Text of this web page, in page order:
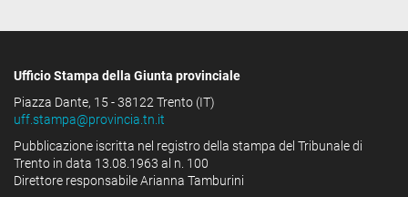
Ufficio Stampa della Giunta provinciale
Piazza Dante, 15 - 38122 Trento (IT)
uff.stampa@provincia.tn.it
Pubblicazione iscritta nel registro della stampa del Tribunale di
Trento in data 13.08.1963 al n. 100
Direttore responsabile Arianna Tamburini